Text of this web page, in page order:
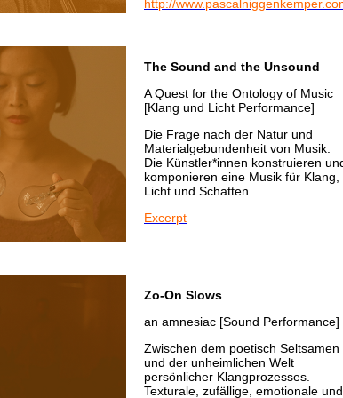
http://
The Sound and the Unsound
A Quest for the Ontology of Music
[Klang und Licht Performance]
Die Frage nach der Natur und
Materialgebundenheit von Musik.
Die Künstler*innen konstruieren
komponieren eine Musik für Klang,
Licht und Schatten.
Excerpt
Zo-On Slows
an amnesiac [Sound Performance]
Zwischen dem poetisch Seltsamen
und der unheimlichen Welt
persönlicher Klangprozesses.
Texturale, zufällige, emotionale und